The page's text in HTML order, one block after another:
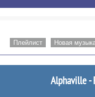
Плейлист Новая
Alphaville -